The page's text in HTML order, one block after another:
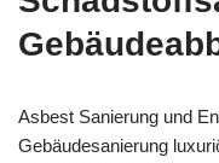
Asbest Sanierung und
Gebäudesanierung